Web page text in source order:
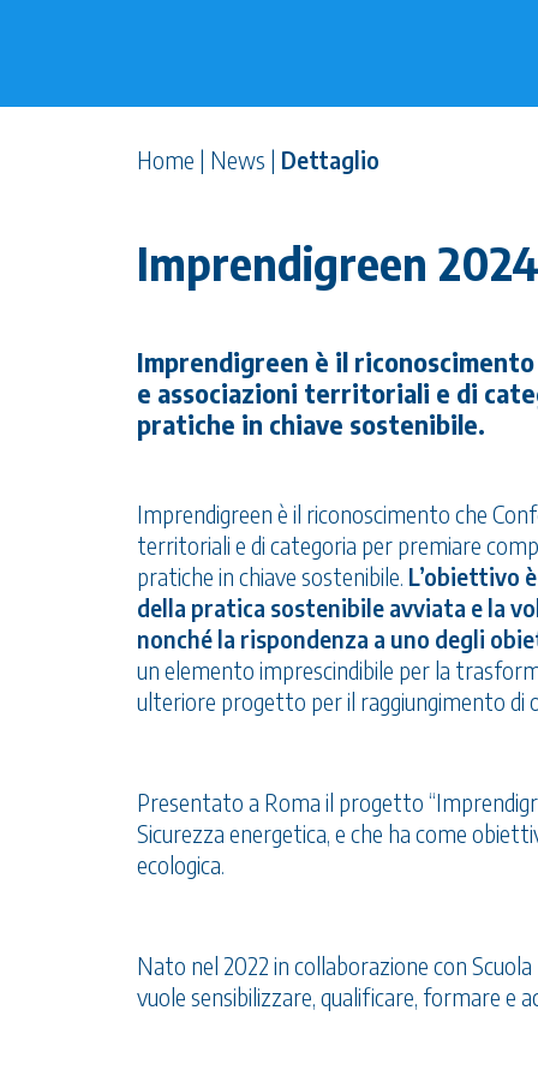
Home | News | Dettaglio
Imprendigreen
Imprendigreen è il
e associazioni territoriali e di
pratiche in chiave sostenibile.
Imprendigreen è il riconoscimento che
territoriali e di categoria per premiare
pratiche in chiave sostenibile. L’obiettivo
della pratica sostenibile avviata e la
nonché la rispondenza a uno degli
un elemento imprescindibile per la
ulteriore progetto per il raggiungimento di
Presentato a Roma il progetto
Sicurezza energetica, e che ha come
ecologica.
Nato nel 2022 in collaborazione con
vuole sensibilizzare, qualificare, formare e